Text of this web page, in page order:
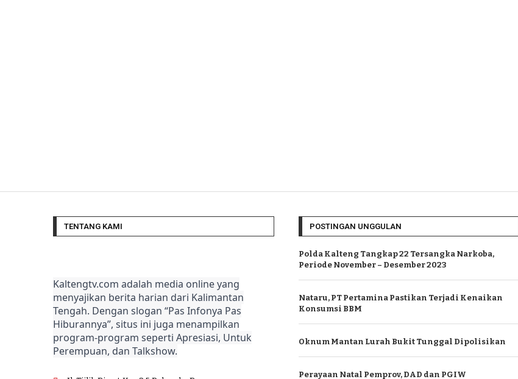
TENTANG KAMI
Kaltengtv.com adalah media online yang
menyajikan berita harian dari Kalimantan
Tengah. Dengan slogan “Pas Infonya Pas
Hiburannya”, situs ini juga menampilkan
program-program seperti Apresiasi, Untuk
Perempuan, dan Talkshow.
POSTINGAN UNGGULAN
Polda Kalteng Tangkap 22 Tersangka Narkoba,
Periode November – Desember 2023
Nataru, PT Pertamina Pastikan Terjadi Kenaikan
Konsumsi BBM
Oknum Mantan Lurah Bukit Tunggal Dipolisikan
Perayaan Natal Pemprov, DAD dan PGIW